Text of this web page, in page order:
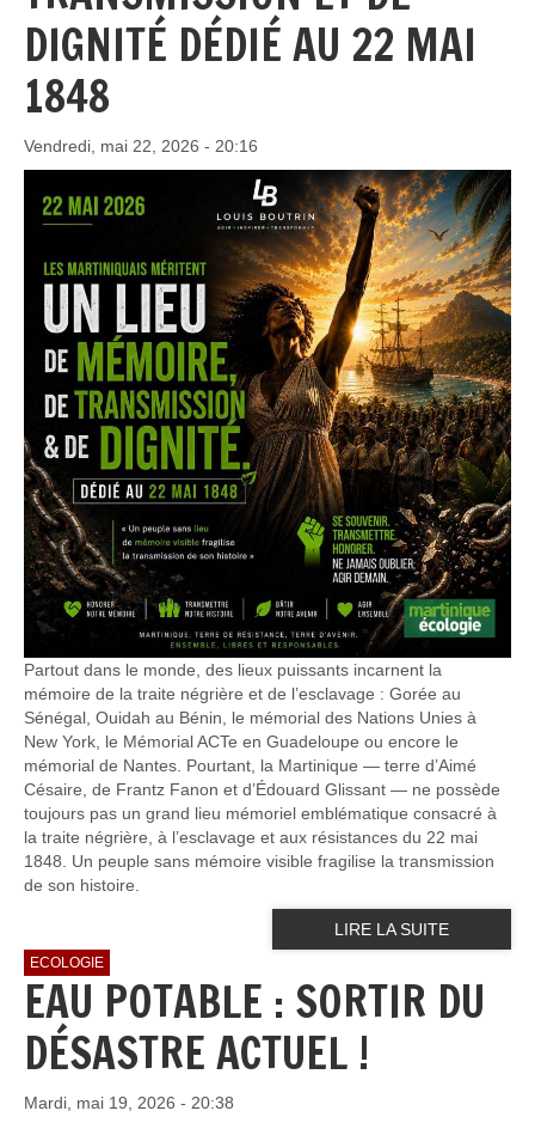
DIGNITÉ DÉDIÉ AU 22 MAI
1848
Vendredi, mai 22, 2026 - 20:16
Partout dans le monde, des lieux puissants incarnent la
mémoire de la traite négrière et de l’esclavage : Gorée au
Sénégal, Ouidah au Bénin, le mémorial des Nations Unies à
New York, le Mémorial ACTe en Guadeloupe ou encore le
mémorial de Nantes. Pourtant, la Martinique — terre d’Aimé
Césaire, de Frantz Fanon et d’Édouard Glissant — ne possède
toujours pas un grand lieu mémoriel emblématique consacré à
la traite négrière, à l’esclavage et aux résistances du 22 mai
1848. Un peuple sans mémoire visible fragilise la transmission
de son histoire.
LIRE LA SUITE
ECOLOGIE
EAU POTABLE : SORTIR DU
DÉSASTRE ACTUEL !
Mardi, mai 19, 2026 - 20:38